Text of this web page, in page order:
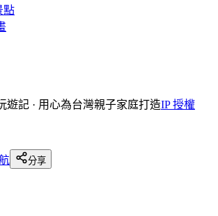
點
遊記 · 用心為台灣親子家庭打造IP 授權
分享